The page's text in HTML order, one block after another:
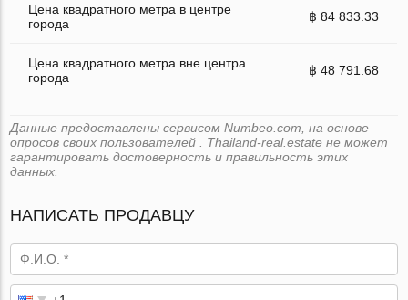
Цена квадратного метра в центре
города
฿ 84 833.33
Цена квадратного метра вне центра
города
฿ 48 791.68
Данные предоставлены сервисом Numbeo.com, на основе
опросов своих пользователей . Thailand-real.estate не может
гарантировать достоверность и правильность этих
данных.
НАПИСАТЬ ПРОДАВЦУ